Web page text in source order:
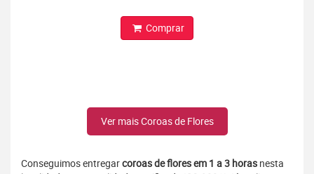
Comprar
Ver mais Coroas de Flores
Conseguimos entregarcoroas de flores em 1 a 3 horas nesta